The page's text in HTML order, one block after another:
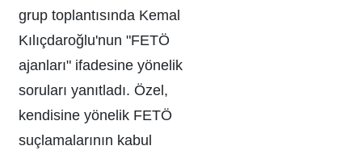
grup toplantısında Kemal
Kılıçdaroğlu'nun "FETÖ
ajanları" ifadesine yönelik
soruları yanıtladı. Özel,
kendisine yönelik FETÖ
suçlamalarının kabul